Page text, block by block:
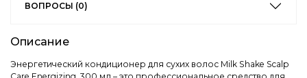
ВОПРОСЫ (0)
Описание
Энергетический кондиционер для сухих волос Milk Shake Scalp